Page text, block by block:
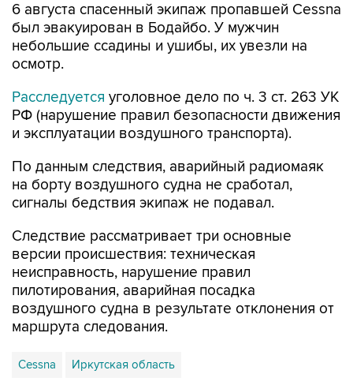
6 августа спасенный экипаж пропавшей Cessna
был эвакуирован в Бодайбо. У мужчин
небольшие ссадины и ушибы, их увезли на
осмотр.
Расследуется уголовное дело по ч. 3 ст. 263 УК
РФ (нарушение правил безопасности движения
и эксплуатации воздушного транспорта).
По данным следствия, аварийный радиомаяк
на борту воздушного судна не сработал,
сигналы бедствия экипаж не подавал.
Следствие рассматривает три основные
версии происшествия: техническая
неисправность, нарушение правил
пилотирования, аварийная посадка
воздушного судна в результате отклонения от
маршрута следования.
Cessna Иркутская область